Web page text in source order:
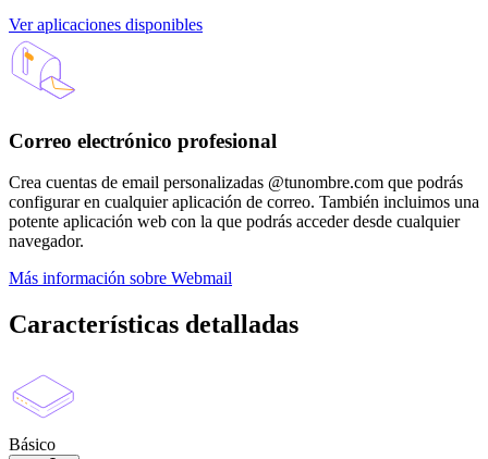
Ver aplicaciones disponibles
Correo electrónico profesional
Crea cuentas de email personalizadas @tunombre.com que podrás
configurar en cualquier aplicación de correo. También incluimos una
potente aplicación web con la que podrás acceder desde cualquier
navegador.
Más información sobre Webmail
Características detalladas
Básico